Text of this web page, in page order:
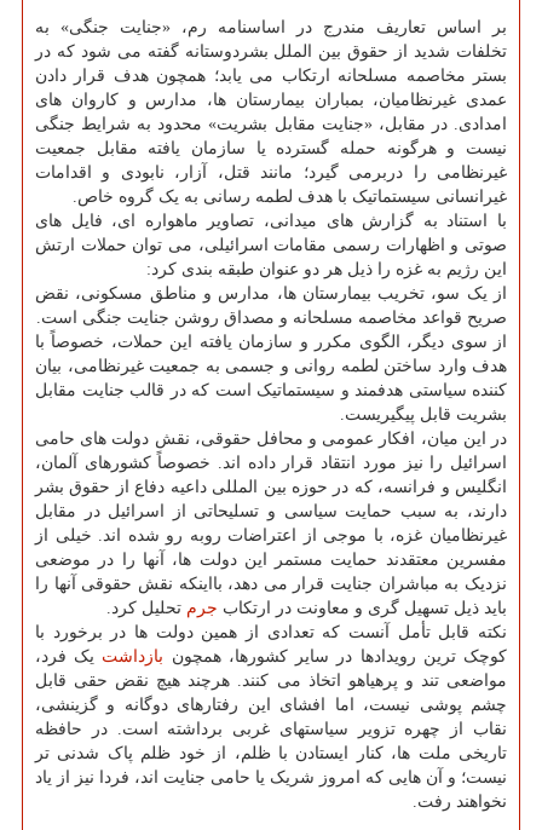
بر اساس تعاریف مندرج در اساسنامه رم، «جنایت جنگی» به
تخلفات شدید از حقوق بین الملل بشردوستانه گفته می شود که در
بستر مخاصمه مسلحانه ارتکاب می یابد؛ همچون هدف قرار دادن
عمدی غیرنظامیان، بمباران بیمارستان ها، مدارس و کاروان های
امدادی. در مقابل، «جنایت مقابل بشریت» محدود به شرایط جنگی
نیست و هرگونه حمله گسترده یا سازمان یافته مقابل جمعیت
غیرنظامی را دربرمی گیرد؛ مانند قتل، آزار، نابودی و اقدامات
غیرانسانی سیستماتیک با هدف لطمه رسانی به یک گروه خاص.
با استناد به گزارش های میدانی، تصاویر ماهواره ای، فایل های
صوتی و اظهارات رسمی مقامات اسرائیلی، می توان حملات ارتش
این رژیم به غزه را ذیل هر دو عنوان طبقه بندی کرد:
از یک سو، تخریب بیمارستان ها، مدارس و مناطق مسکونی، نقض
صریح قواعد مخاصمه مسلحانه و مصداق روشن جنایت جنگی است.
از سوی دیگر، الگوی مکرر و سازمان یافته این حملات، خصوصاً با
هدف وارد ساختن لطمه روانی و جسمی به جمعیت غیرنظامی، بیان
کننده سیاستی هدفمند و سیستماتیک است که در قالب جنایت مقابل
بشریت قابل پیگیریست.
در این میان، افکار عمومی و محافل حقوقی، نقش دولت های حامی
اسرائیل را نیز مورد انتقاد قرار داده اند. خصوصاً کشورهای آلمان،
انگلیس و فرانسه، که در حوزه بین المللی داعیه دفاع از حقوق بشر
دارند، به سبب حمایت سیاسی و تسلیحاتی از اسرائیل در مقابل
غیرنظامیان غزه، با موجی از اعتراضات روبه رو شده اند. خیلی از
مفسرین معتقدند حمایت مستمر این دولت ها، آنها را در موضعی
نزدیک به مباشران جنایت قرار می دهد، بااینکه نقش حقوقی آنها را
باید ذیل تسهیل گری و معاونت در ارتکاب جرم تحلیل کرد.
نکته قابل تأمل آنست که تعدادی از همین دولت ها در برخورد با
کوچک ترین رویدادها در سایر کشورها، همچون بازداشت یک فرد،
مواضعی تند و پرهیاهو اتخاذ می کنند. هرچند هیچ نقض حقی قابل
چشم پوشی نیست، اما افشای این رفتارهای دوگانه و گزینشی،
نقاب از چهره تزویر سیاستهای غربی برداشته است. در حافظه
تاریخی ملت ها، کنار ایستادن با ظلم، از خود ظلم پاک شدنی تر
نیست؛ و آن هایی که امروز شریک یا حامی جنایت اند، فردا نیز از یاد
نخواهند رفت.